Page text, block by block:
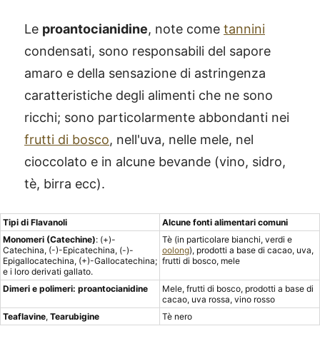
Le proantocianidine, note come tannini
condensati, sono responsabili del sapore
amaro e della sensazione di astringenza
caratteristiche degli alimenti che ne sono
ricchi; sono particolarmente abbondanti nei
frutti di bosco, nell'uva, nelle mele, nel
cioccolato e in alcune bevande (vino, sidro,
tè, birra ecc).
Tipi di Flavanoli
Alcune fonti alimentari comuni
Monomeri (Catechine): (+)-
Catechina, (-)-Epicatechina, (-)-
Epigallocatechina, (+)-Gallocatechina;
e i loro derivati gallato.
Tè (in particolare bianchi, verdi e
oolong), prodotti a base di cacao, uva,
frutti di bosco, mele
Dimeri e polimeri: proantocianidine
Mele, frutti di bosco, prodotti a base di
cacao, uva rossa, vino rosso
Teaflavine, Tearubigine Tè nero